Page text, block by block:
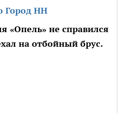
Город НН
«Опель» не справился
на отбойный брус.